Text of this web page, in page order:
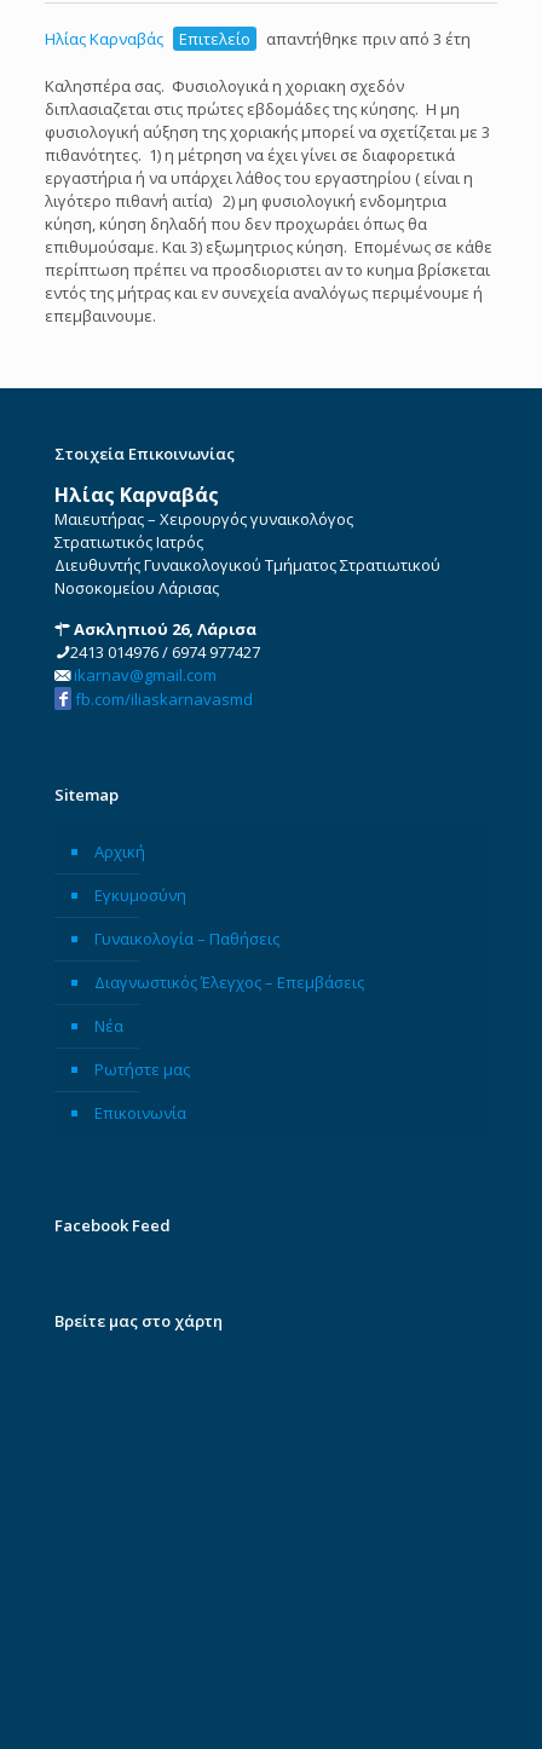
Ηλίας Καρναβάς Επιτελείο απαντήθηκε πριν από 3 έτη
Καλησπέρα σας. Φυσιολογικά η χοριακη σχεδόν
διπλασιαζεται στις πρώτες εβδομάδες της κύησης. Η μη
φυσιολογική αύξηση της χοριακής μπορεί να σχετίζεται με 3
πιθανότητες. 1) η μέτρηση να έχει γίνει σε διαφορετικά
εργαστήρια ή να υπάρχει λάθος του εργαστηρίου ( είναι η
λιγότερο πιθανή αιτία) 2) μη φυσιολογική ενδομητρια
κύηση, κύηση δηλαδή που δεν προχωράει όπως θα
επιθυμούσαμε. Και 3) εξωμητριος κύηση. Επομένως σε κάθε
περίπτωση πρέπει να προσδιοριστει αν το κυημα βρίσκεται
εντός της μήτρας και εν συνεχεία αναλόγως περιμένουμε ή
επεμβαινουμε.
Στοιχεία Επικοινωνίας
Ηλίας Καρναβάς
Μαιευτήρας – Χειρουργός γυναικολόγος
Στρατιωτικός Ιατρός
Διευθυντής Γυναικολογικού Τμήματος Στρατιωτικού
Νοσοκομείου Λάρισας
Ασκληπιού 26, Λάρισα
2413 014976/6974 977427
ikarnav@gmail.com
fb.com/iliaskarnavasmd
Sitemap
Αρχική
Εγκυμοσύνη
Γυναικολογία – Παθήσεις
Διαγνωστικός Έλεγχος – Επεμβάσεις
Νέα
Ρωτήστε μας
Επικοινωνία
Facebook Feed
Βρείτε μας στο χάρτη